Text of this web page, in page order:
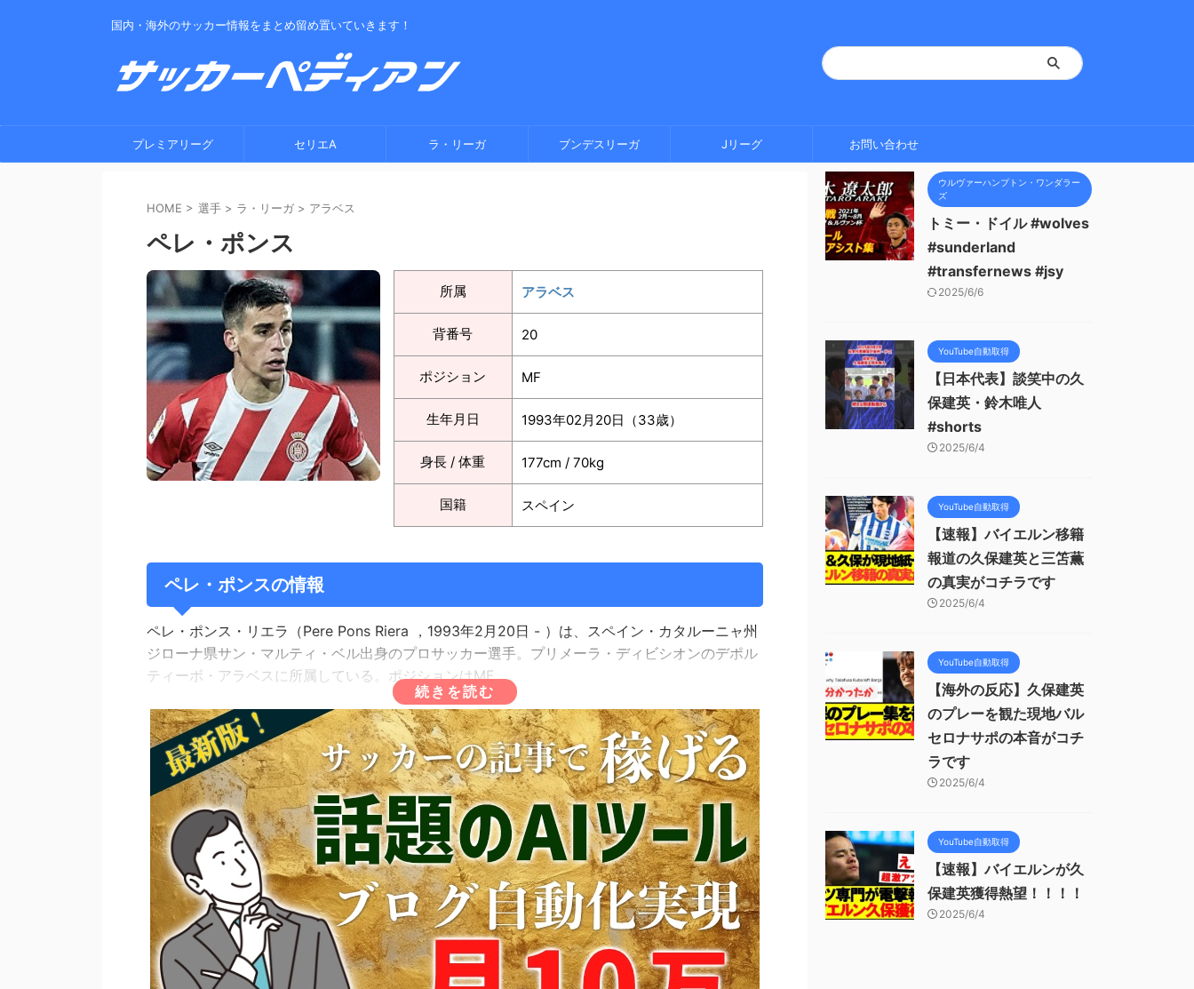
国内・海外のサッカー情報をまとめ留め置いていきます！
プレミアリーグ セリエA ラ・リーガ ブンデスリーガ Jリーグ お問い合わせ
HOME > 選手 > ラ・リーガ > アラベス
ペレ・ポンス
所属 アラベス
背番号 20
ポジション MF
生年月日 1993年02月20日（33歳）
身長 / 体重 177cm / 70kg
国籍 スペイン
ペレ・ポンスの情報
ペレ・ポンス・リエラ（Pere Pons Riera ，1993年2月20日 - ）は、スペイン・カタルーニャ州
ジローナ県サン・マルティ・ベル出身のプロサッカー選手。プリメーラ・ディビシオンのデポル
ティーボ・アラベスに所属している。ポジションはMF。
来歴
9歳の時に地元のジローナFCのカンテラに入団。2012年にトップチームに昇格。Cチームを経て
9月13日のコパ・デル・レイのスポルティング・デ・ヒホン戦でプロデビュー。3日後の16日のセ
グンダ・ディビジョンのUDラス・パルマス戦で 、リーグ戦初出場。2013年10月のCEサバデル
戦でプロ初ゴールを記録。2014年1月から半年間はローン移籍を経験した。
その後、2014年夏に就任したパブロ・マチン監督によって先発に定着。11月21日に2017年まで
の契約を締結。以降主力選手に成長し、2016-17シーズンはセグンダ・ディビシオンで2位で終
え、チーム創設85年目で初のラ・リーガ昇格が実現した。
2017年8月15日に、2020年までの契約を締結。2日後の2017-18シーズン開幕戦のアトレティ
ウルヴァーハンプトン・ワンダラー
ズ
トミー・ドイル #wolves
#sunderland
#transfernews #jsy
2025/6/6
YouTube自動取得
【日本代表】談笑中の久
保建英・鈴木唯人
#shorts
2025/6/4
YouTube自動取得
【速報】バイエルン移籍
報道の久保建英と三笘薫
の真実がコチラです
2025/6/4
YouTube自動取得
【海外の反応】久保建英
のプレーを観た現地バル
セロナサポの本音がコチ
ラです
2025/6/4
YouTube自動取得
【速報】バイエルンが久
保建英獲得熱望！！！！
2025/6/4